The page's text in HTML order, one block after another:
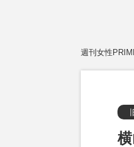
週刊女性